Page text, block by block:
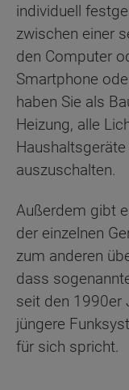
individuell
zwischen einer
den Computer
Smartphone
haben Sie als
Heizung, alle
auszuschalten.
Außerdem gibt
der einzelnen
zum anderen
dass
seit den 1990er
jüngere
für sich spricht.